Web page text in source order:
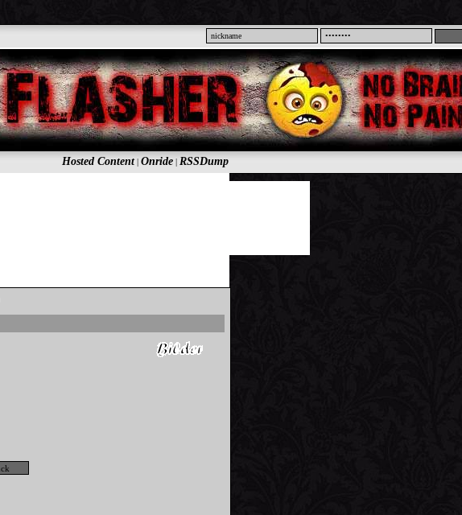
Hosted Content| Onride| RSSDump